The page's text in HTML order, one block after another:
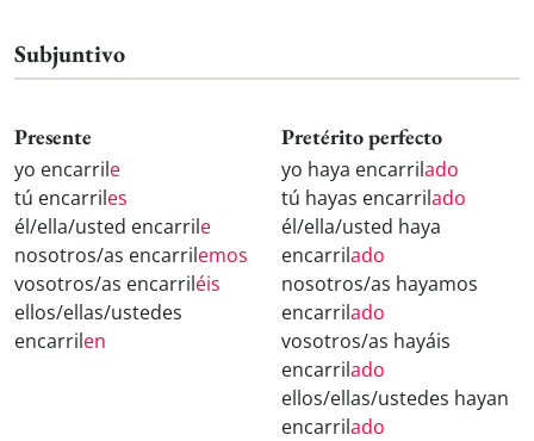
Subjuntivo
Presente
yo encarrile
tú encarriles
él/ella/usted encarrile
nosotros/as encarrilemos
vosotros/as encarriléis
ellos/ellas/ustedes
encarrilen
Pretérito perfecto
yo haya encarrilado
tú hayas encarrilado
él/ella/usted haya
encarrilado
nosotros/as hayamos
encarrilado
vosotros/as hayáis
encarrilado
ellos/ellas/ustedes hayan
encarrilado